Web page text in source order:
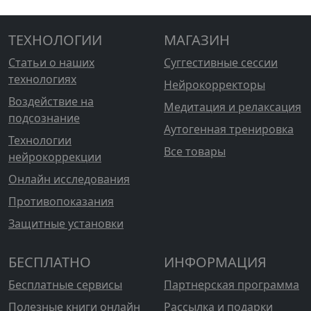
ТЕХНОЛОГИИ
Статьи о наших
технологиях
Воздействие на
подсознание
Технологии
нейрокоррекции
Онлайн исследования
Противопоказания
Защитные установки
МАГАЗИН
Суггестивные сессии
Нейрокорректоры
Медитация и релаксация
Аутогенная тренировка
Все товары
БЕСПЛАТНО
Бесплатные сервисы
Полезные книги онлайн
ИНФОРМАЦИЯ
Партнерская программа
Рассылка и подарки